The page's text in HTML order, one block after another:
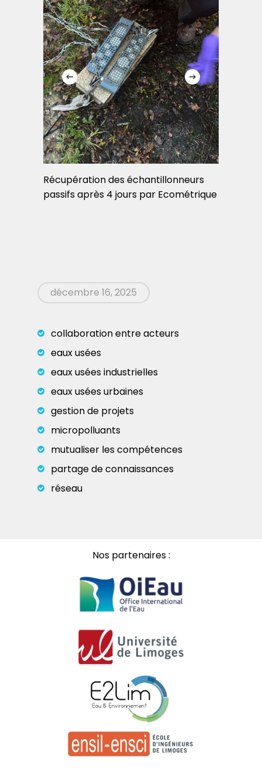
Récupération des échantillonneurs
passifs après 4 jours par Ecométrique
décembre 16, 2025
collaboration entre acteurs
eaux usées
eaux usées industrielles
eaux usées urbaines
gestion de projets
micropolluants
mutualiser les compétences
partage de connaissances
réseau
Nos partenaires :